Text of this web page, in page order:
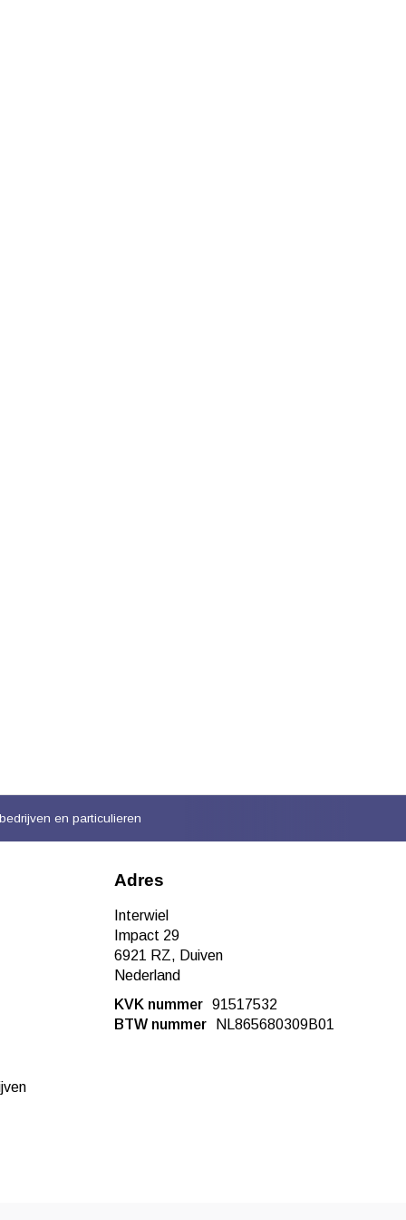
en particulieren
Adres
Interwiel
Impact 29
6921 RZ, Duiven
Nederland
KVK nummer 91517532
BTW nummer
NL865680309B01